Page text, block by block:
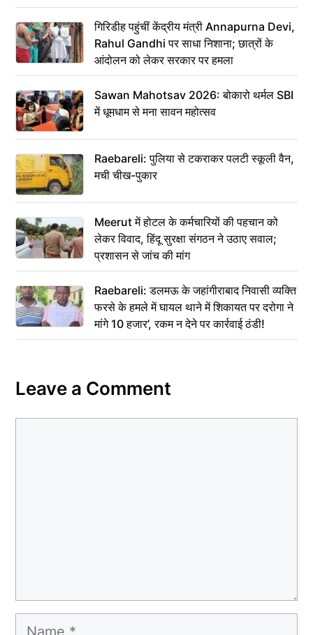
गिरिडीह पहुंचीं केंद्रीय मंत्री Annapurna Devi,
Rahul Gandhi पर साधा निशाना; छात्रों के
आंदोलन को लेकर सरकार पर हमला
Sawan Mahotsav 2026: बोकारो थर्मल SBI
में धूमधाम से मना सावन महोत्सव
Raebareli: पुलिया से टकराकर पलटी स्कूली वैन,
मची चीख-पुकार
Meerut में होटल के कर्मचारियों की पहचान को
लेकर विवाद, हिंदू सुरक्षा संगठन ने उठाए सवाल;
प्रशासन से जांच की मांग
Raebareli: डलमऊ के जहांगीराबाद निवासी व्यक्ति
फरसे के हमले में घायल थाने में शिकायत पर दरोगा ने
मांगे 10 हजार’, रकम न देने पर कार्रवाई ठंडी!
Leave a Comment
Name